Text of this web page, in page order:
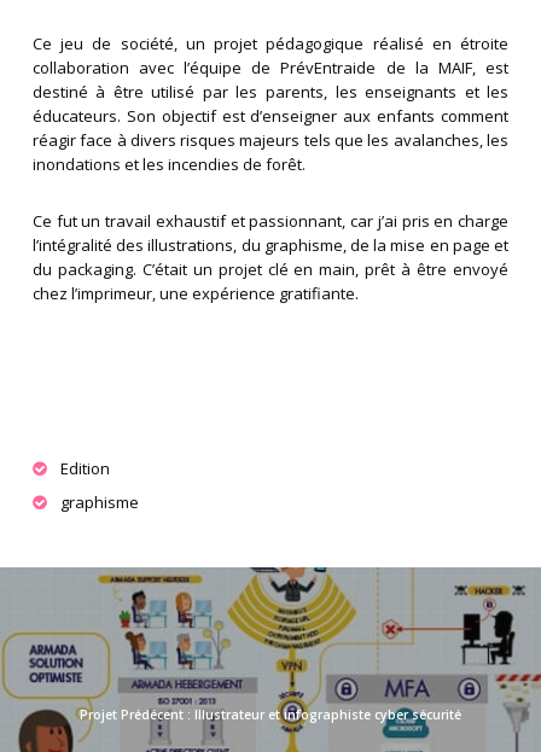
Ce jeu de société, un projet pédagogique réalisé en étroite
collaboration avec l’équipe de PrévEntraide de la MAIF, est
destiné à être utilisé par les parents, les enseignants et les
éducateurs. Son objectif est d’enseigner aux enfants comment
réagir face à divers risques majeurs tels que les avalanches, les
inondations et les incendies de forêt.
Ce fut un travail exhaustif et passionnant, car j’ai pris en charge
l’intégralité des illustrations, du graphisme, de la mise en page et
du packaging. C’était un projet clé en main, prêt à être envoyé
chez l’imprimeur, une expérience gratifiante.
Edition
graphisme
Illustrateur et infographiste cyber sécurité